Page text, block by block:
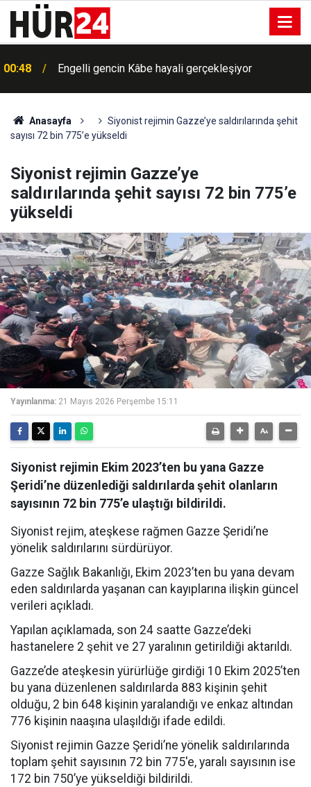
00:48 Engelli gencin Kâbe hayali gerçekleşiyor
Anasayfa
Siyonist rejimin Gazze’ye saldırılarında şehit
sayısı 72 bin 775’e yükseldi
Siyonist rejimin Gazze’ye
saldırılarında şehit sayısı 72 bin 775’e
yükseldi
Yayınlanma: 21 Mayıs 2026 Perşembe 15:11
Siyonist rejimin Ekim 2023’ten bu yana Gazze
Şeridi’ne düzenlediği saldırılarda şehit olanların
sayısının 72 bin 775’e ulaştığı bildirildi.
Siyonist rejim, ateşkese rağmen Gazze Şeridi’ne
yönelik saldırılarını sürdürüyor.
Gazze Sağlık Bakanlığı, Ekim 2023’ten bu yana devam
eden saldırılarda yaşanan can kayıplarına ilişkin güncel
verileri açıkladı.
Yapılan açıklamada, son 24 saatte Gazze’deki
hastanelere 2 şehit ve 27 yaralının getirildiği aktarıldı.
Gazze’de ateşkesin yürürlüğe girdiği 10 Ekim 2025’ten
bu yana düzenlenen saldırılarda 883 kişinin şehit
olduğu, 2 bin 648 kişinin yaralandığı ve enkaz altından
776 kişinin naaşına ulaşıldığı ifade edildi.
Siyonist rejimin Gazze Şeridi’ne yönelik saldırılarında
toplam şehit sayısının 72 bin 775'e, yaralı sayısının ise
172 bin 750’ye yükseldiği bildirildi.